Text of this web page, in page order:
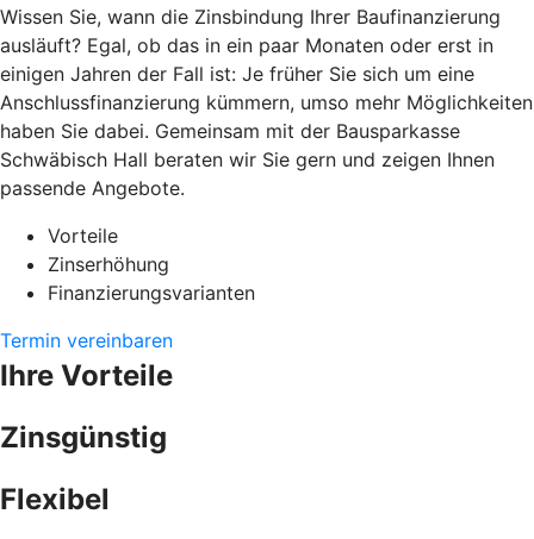
Wissen Sie, wann die Zinsbindung Ihrer Baufinanzierung
ausläuft? Egal, ob das in ein paar Monaten oder erst in
einigen Jahren der Fall ist: Je früher Sie sich um eine
Anschlussfinanzierung kümmern, umso mehr Möglichkeiten
haben Sie dabei. Gemeinsam mit der Bausparkasse
Schwäbisch Hall beraten wir Sie gern und zeigen Ihnen
passende Angebote.
Vorteile
Zinserhöhung
Finanzierungsvarianten
Termin vereinbaren
Ihre Vorteile
Zinsgünstig
Flexibel